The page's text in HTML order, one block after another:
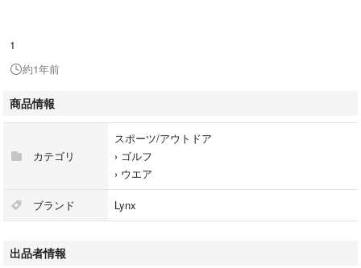
1
約1年前
商品情報
カテゴリ
スポーツ/アウトドア
› ゴルフ
› ウエア
ブランド Lynx
出品者情報